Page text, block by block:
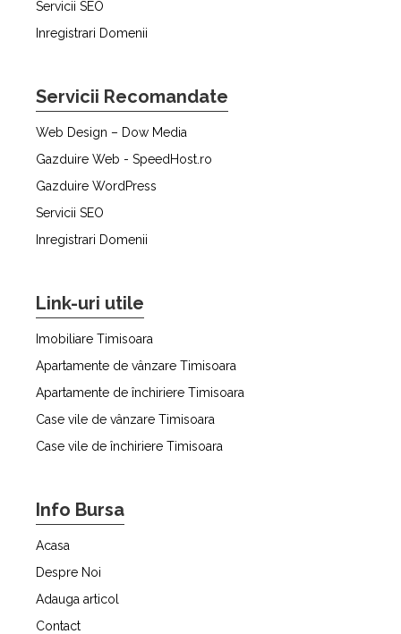
Servicii SEO
Inregistrari Domenii
Servicii Recomandate
Web Design – Dow Media
Gazduire Web - SpeedHost.ro
Gazduire WordPress
Servicii SEO
Inregistrari Domenii
Link-uri utile
Imobiliare Timisoara
Apartamente de vânzare Timisoara
Apartamente de închiriere Timisoara
Case vile de vânzare Timisoara
Case vile de închiriere Timisoara
Info Bursa
Acasa
Despre Noi
Adauga articol
Contact